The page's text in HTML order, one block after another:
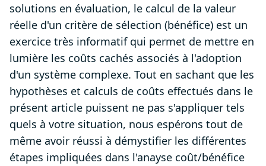
solutions en évaluation, le calcul de la valeur
réelle d'un critère de sélection (bénéfice) est un
exercice très informatif qui permet de mettre en
lumière les coûts cachés associés à l'adoption
d'un système complexe. Tout en sachant que les
hypothèses et calculs de coûts effectués dans le
présent article puissent ne pas s'appliquer tels
quels à votre situation, nous espérons tout de
même avoir réussi à démystifier les différentes
étapes impliquées dans l'anayse coût/bénéfice